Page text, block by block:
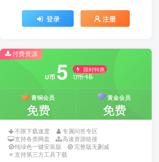
登录 注册
付费资源
U币 5 限时特惠
U币15
青铜会员
免费
黄金会员
免费
不限下载速度
专属问答专区
支持各类网盘
高速资源链接
纯绿色一键安装版
完整版无删减
支持第三方工具下载